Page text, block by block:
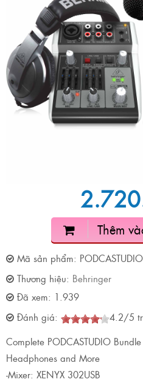
Thêm
Mã sản phẩm:
Thương hiệu: Behringer
Đã xem: 1.939
Đánh giá:
4.2/5
Complete PODCASTUDIO
Headphones and More
-Mixer: XENYX 302USB